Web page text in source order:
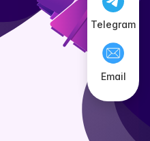
Telegram
Email